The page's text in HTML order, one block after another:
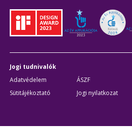
Jogi tudnivalók
Adatvédelem
ÁSZF
Sütitájékoztató
Jogi nyilatkozat